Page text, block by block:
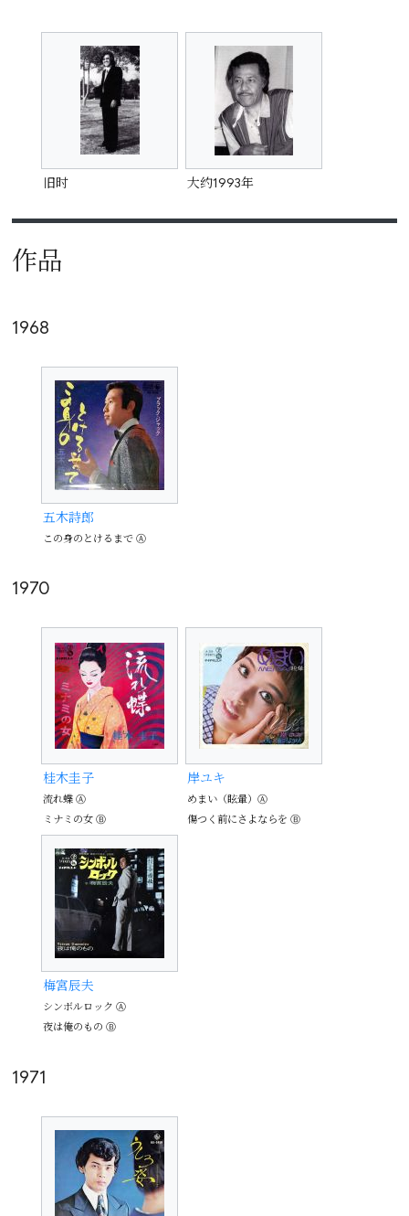
旧时 大约1993年
作品
1968
五木詩郎
この身のとけるまで Ⓐ
1970
桂木圭子
流れ蝶 Ⓐ
ミナミの女 Ⓑ
岸ユキ
めまい（眩暈）Ⓐ
傷つく前にさよならを Ⓑ
梅宮辰夫
シンボルロック Ⓐ
夜は俺のもの Ⓑ
1971